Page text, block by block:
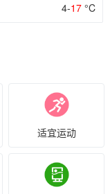
4-17 °C
适宜运动